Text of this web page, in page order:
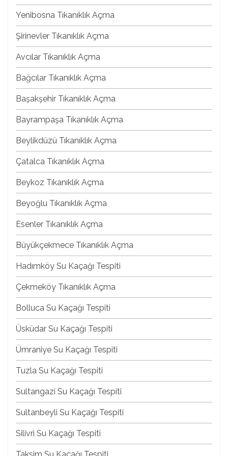
Yenibosna Tıkanıklık Açma
Şirinevler Tıkanıklık Açma
Avcılar Tıkanıklık Açma
Bağcılar Tıkanıklık Açma
Başakşehir Tıkanıklık Açma
Bayrampaşa Tıkanıklık Açma
Beylikdüzü Tıkanıklık Açma
Çatalca Tıkanıklık Açma
Beykoz Tıkanıklık Açma
Beyoğlu Tıkanıklık Açma
Esenler Tıkanıklık Açma
Büyükçekmece Tıkanıklık Açma
Hadımköy Su Kaçağı Tespiti
Çekmeköy Tıkanıklık Açma
Bolluca Su Kaçağı Tespiti
Üsküdar Su Kaçağı Tespiti
Ümraniye Su Kaçağı Tespiti
Tuzla Su Kaçağı Tespiti
Sultangazi Su Kaçağı Tespiti
Sultanbeyli Su Kaçağı Tespiti
Silivri Su Kaçağı Tespiti